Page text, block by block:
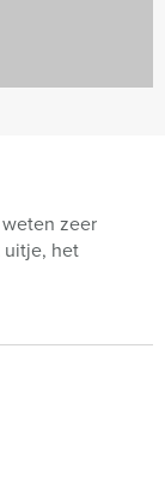
zeer
uitje, het